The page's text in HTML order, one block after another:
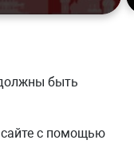
быть
сайте с помощью